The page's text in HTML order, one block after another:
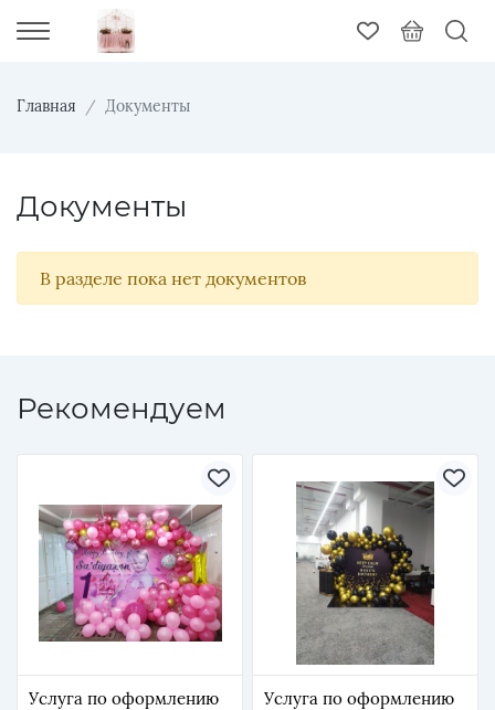
Главная Документы
Документы
В разделе пока нет документов
Рекомендуем
Услуга по оформлению
Услуга по оформлению